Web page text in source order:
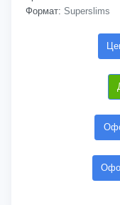
Формат: Superslims